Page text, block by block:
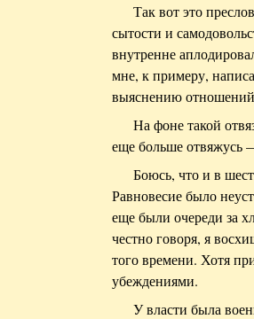
Так вот это
сытости и
внутренне
мне, к примеру,
выяснению
На фоне такой
еще больше отвяжусь
Боюсь, что и в
Равновесие было
еще были очереди за
честно говоря, я
того времени. Хотя
убеждениями.
У власти была